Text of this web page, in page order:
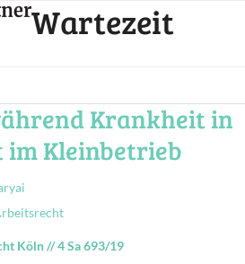
Wartezeit
Krankheit in
im Kleinbetrieb
Köln//4 Sa 693/19